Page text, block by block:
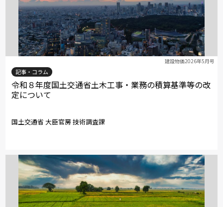
建設物価2026年5月号
記事・コラム
令和８年度国土交通省土木工事・業務の積算基準等の改
定について
国土交通省 大臣官房 技術調査課